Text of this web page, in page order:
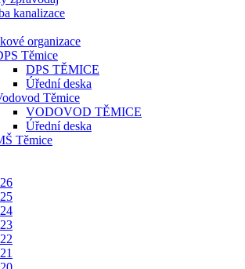
kanalizace
organizace
Těmice
DPS TĚMICE
Úřední deska
Těmice
VODOVOD TĚMICE
Úřední deska
Těmice